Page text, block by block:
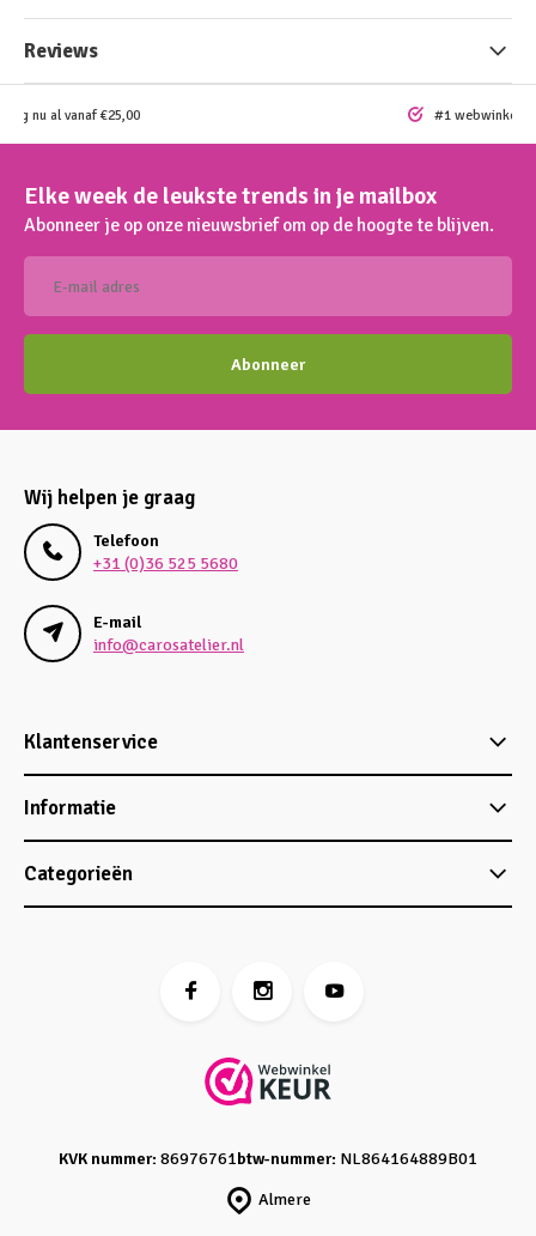
Reviews
nu al vanaf €25,00 #1 webwinkel
Elke week de leukste trends in je mailbox
Abonneer je op onze nieuwsbrief om op de hoogte te blijven.
Abonneer
Wij helpen je graag
Telefoon
+31 (0)36 525 5680
E-mail
info@carosatelier.nl
Klantenservice
Informatie
Categorieën
Almere
KVK nummer: 86976761btw-nummer: NL864164889B01